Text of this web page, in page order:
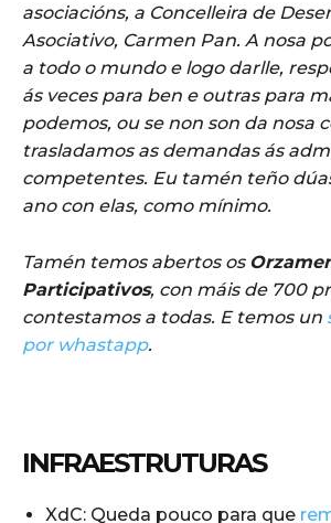
asociacións, a Concelleira de
Asociativo, Carmen Pan. A nosa
a todo o mundo e logo darlle,
ás veces para ben e outras para
podemos, ou se non son da nosa
trasladamos as demandas ás
competentes. Eu tamén teño
ano con elas, como mínimo.
Tamén temos abertos os
Participativos, con máis de 700
contestamos a todas. E temos un
por whastapp.
INFRAESTRUTURAS
XdC: Queda pouco para que